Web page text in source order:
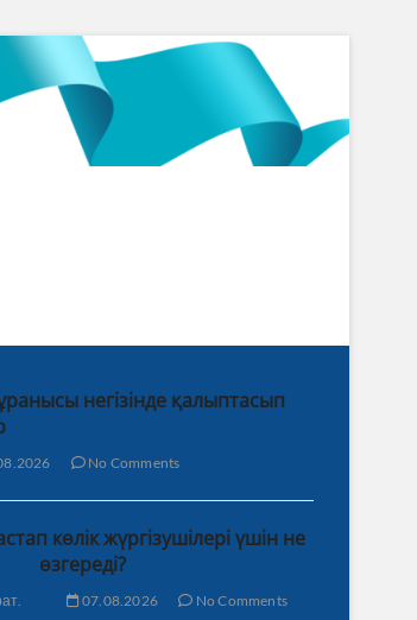
негізінде қалыптасып
No Comments
көлік жүргізушілері үшін не
өзгереді?
07.08.2026 No Comments